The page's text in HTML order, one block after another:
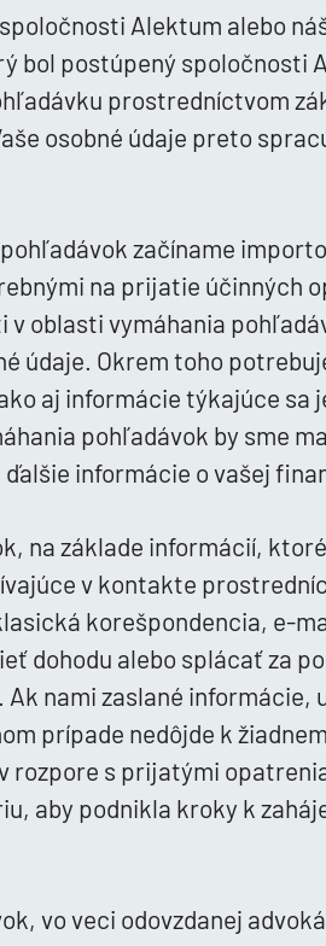
Alektum alebo
bol postúpený spoločnosti
prostredníctvom
osobné údaje preto
začíname
na prijatie účinných
oblasti vymáhania
údaje. Okrem toho
aj informácie týkajúce sa
pohľadávok by sme
informácie o vašej
na základe informácií,
v kontakte
korešpondencia, e-
dohodu alebo splácať za
nami zaslané informácie,
prípade nedôjde k
rozpore s prijatými
aby podnikla kroky k
vo veci odovzdanej